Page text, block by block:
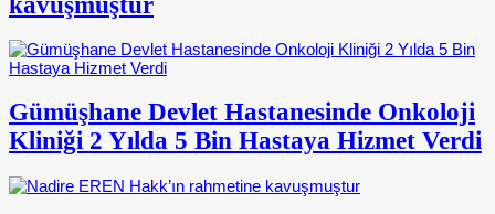
Gümüşhane Devlet Hastanesinde Onkoloji
Kliniği 2 Yılda 5 Bin Hastaya Hizmet Verdi